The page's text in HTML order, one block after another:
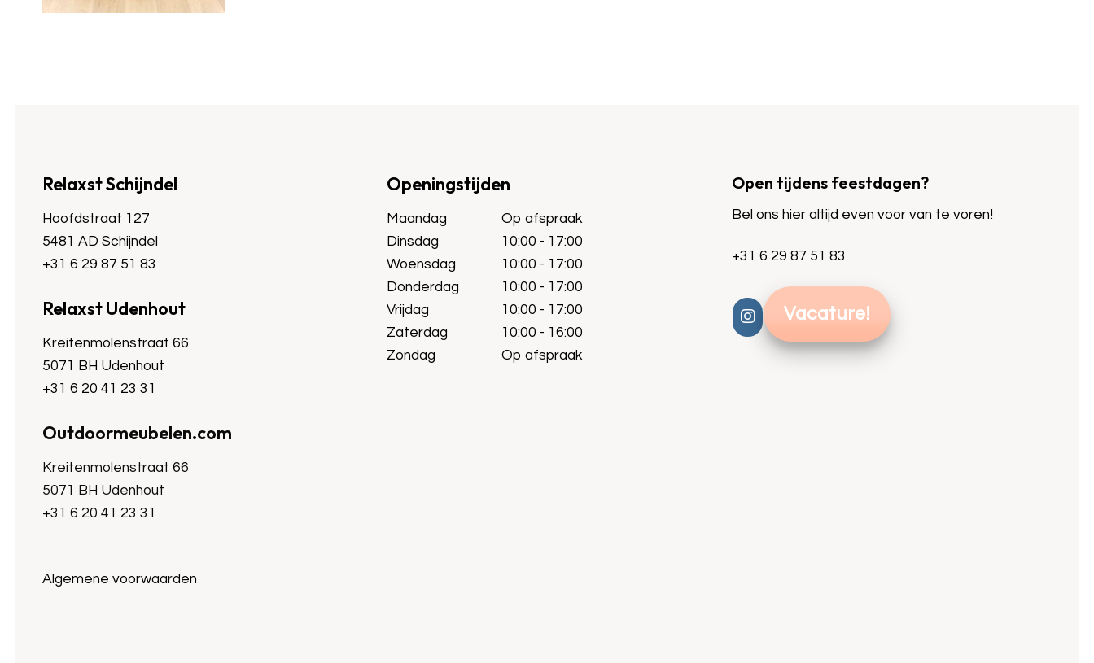
Relaxst Schijndel
Hoofdstraat 127
5481 AD Schijndel
+31 6 29 87 51 83
Relaxst Udenhout
Kreitenmolenstraat 66
5071 BH Udenhout
+31 6 20 41 23 31
Outdoormeubelen.com
Kreitenmolenstraat 66
5071 BH Udenhout
+31 6 20 41 23 31
Openingstijden
Maandag
Dinsdag
Woensdag
Donderdag
Vrijdag
Zaterdag
Zondag
Op afspraak
10:00 - 17:00
10:00 - 17:00
10:00 - 17:00
10:00 - 17:00
10:00 - 16:00
Op afspraak
Open tijdens feestdagen?
Bel ons hier altijd even voor van te voren!
+31 6 29 87 51 83
Vacature!
Algemene voorwaarden